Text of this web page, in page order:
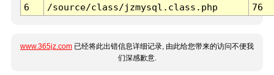
6
/source/class/jzmysql.class.php 76
www.365jz.com 已经将此出错信息详细记录, 由此给您带来的访问不便我
们深感歉意.